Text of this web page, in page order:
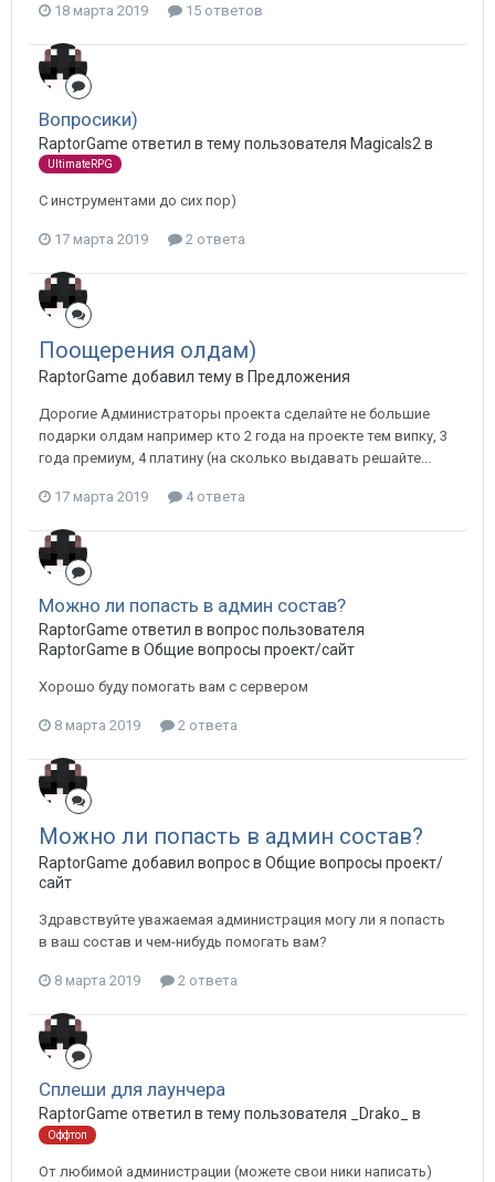
18 марта 2019 15 ответов
Вопросики)
RaptorGame ответил в тему пользователя Magicals2 в
UltimateRPG
С инструментами до сих пор)
17 марта 2019 2 ответа
Поощерения олдам)
RaptorGame добавил тему в Предложения
Дорогие Администраторы проекта сделайте не большие
подарки олдам например кто 2 года на проекте тем випку, 3
года премиум, 4 платину (на сколько выдавать решайте...
17 марта 2019 4 ответа
Можно ли попасть в админ состав?
RaptorGame ответил в вопрос пользователя
RaptorGame в Общие вопросы проект/сайт
Хорошо буду помогать вам с сервером
8 марта 2019 2 ответа
Можно ли попасть в админ состав?
RaptorGame добавил вопрос в Общие вопросы проект/
сайт
Здравствуйте уважаемая администрация могу ли я попасть
в ваш состав и чем-нибудь помогать вам?
8 марта 2019 2 ответа
Сплеши для лаунчера
RaptorGame ответил в тему пользователя _Drako_ в
Оффтоп
От любимой администрации (можете свои ники написать)